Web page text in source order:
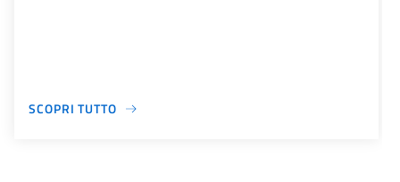
SCOPRI TUTTO